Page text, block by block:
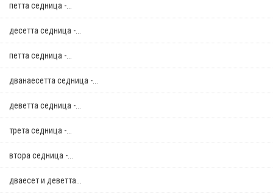
петта седница -...
десетта седница -...
петта седница -...
дванаесетта седница -...
деветта седница -...
трета седница -...
втора седница -...
дваесет и деветта...